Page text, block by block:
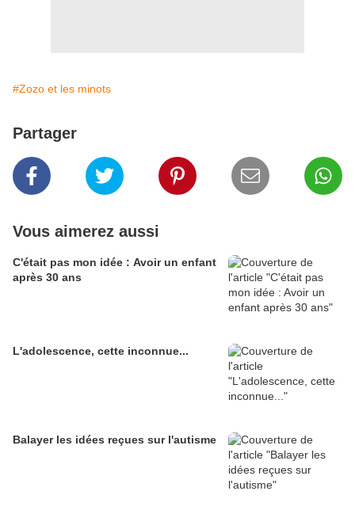
#Zozo et les minots
Partager
Vous aimerez aussi
C'était pas mon idée : Avoir un enfant
après 30 ans
L'adolescence, cette inconnue...
Balayer les idées reçues sur l'autisme